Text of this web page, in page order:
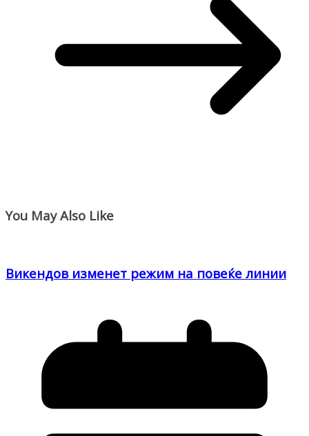
You May Also Like
Викендов изменет режим на повеќе линии